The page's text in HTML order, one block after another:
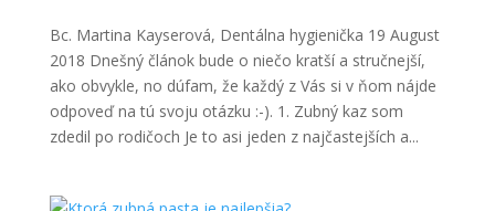
Bc. Martina Kayserová, Dentálna hygienička 19 August
2018 Dnešný článok bude o niečo kratší a stručnejší,
ako obvykle, no dúfam, že každý z Vás si v ňom nájde
odpoveď na tú svoju otázku :-). 1. Zubný kaz som
zdedil po rodičoch Je to asi jeden z najčastejších a...